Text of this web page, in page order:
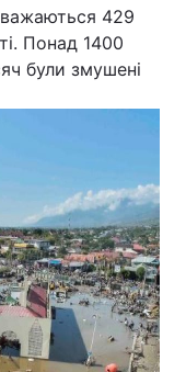
429
Понад 1400
були змушені